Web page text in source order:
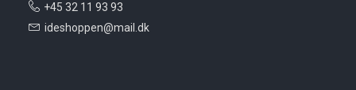
+45 32 11 93 93
ideshoppen@mail.dk